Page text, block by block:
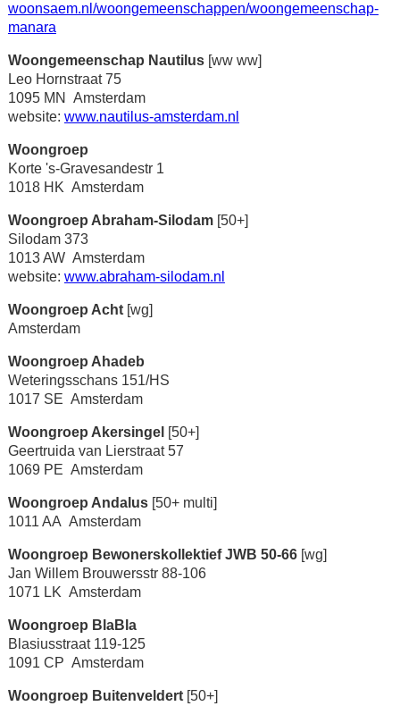
woonsaem.nl/woongemeenschappen/woongemeenschap-
manara
Woongemeenschap Nautilus[ww ww]
Leo Hornstraat 75
1095 MN Amsterdam
website: www.nautilus-amsterdam.nl
Woongroep
Korte 's-Gravesandestr 1
1018 HK Amsterdam
Woongroep Abraham-Silodam[50+]
Silodam 373
1013 AW Amsterdam
website: www.abraham-silodam.nl
Woongroep Acht[wg]
Amsterdam
Woongroep Ahadeb
Weteringsschans 151/HS
1017 SE Amsterdam
Woongroep Akersingel [50+]
Geertruida van Lierstraat 57
1069 PE Amsterdam
Woongroep Andalus[50+ multi]
1011 AA Amsterdam
Woongroep Bewonerskollektief JWB 50-66[wg]
Jan Willem Brouwersstr 88-106
1071 LK Amsterdam
Woongroep BlaBla
Blasiusstraat 119-125
1091 CP Amsterdam
Woongroep Buitenveldert[50+]